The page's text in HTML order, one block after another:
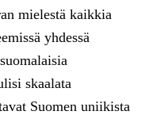
mielestä kaikkia
yhdessä
skaalata
Suomen uniikista